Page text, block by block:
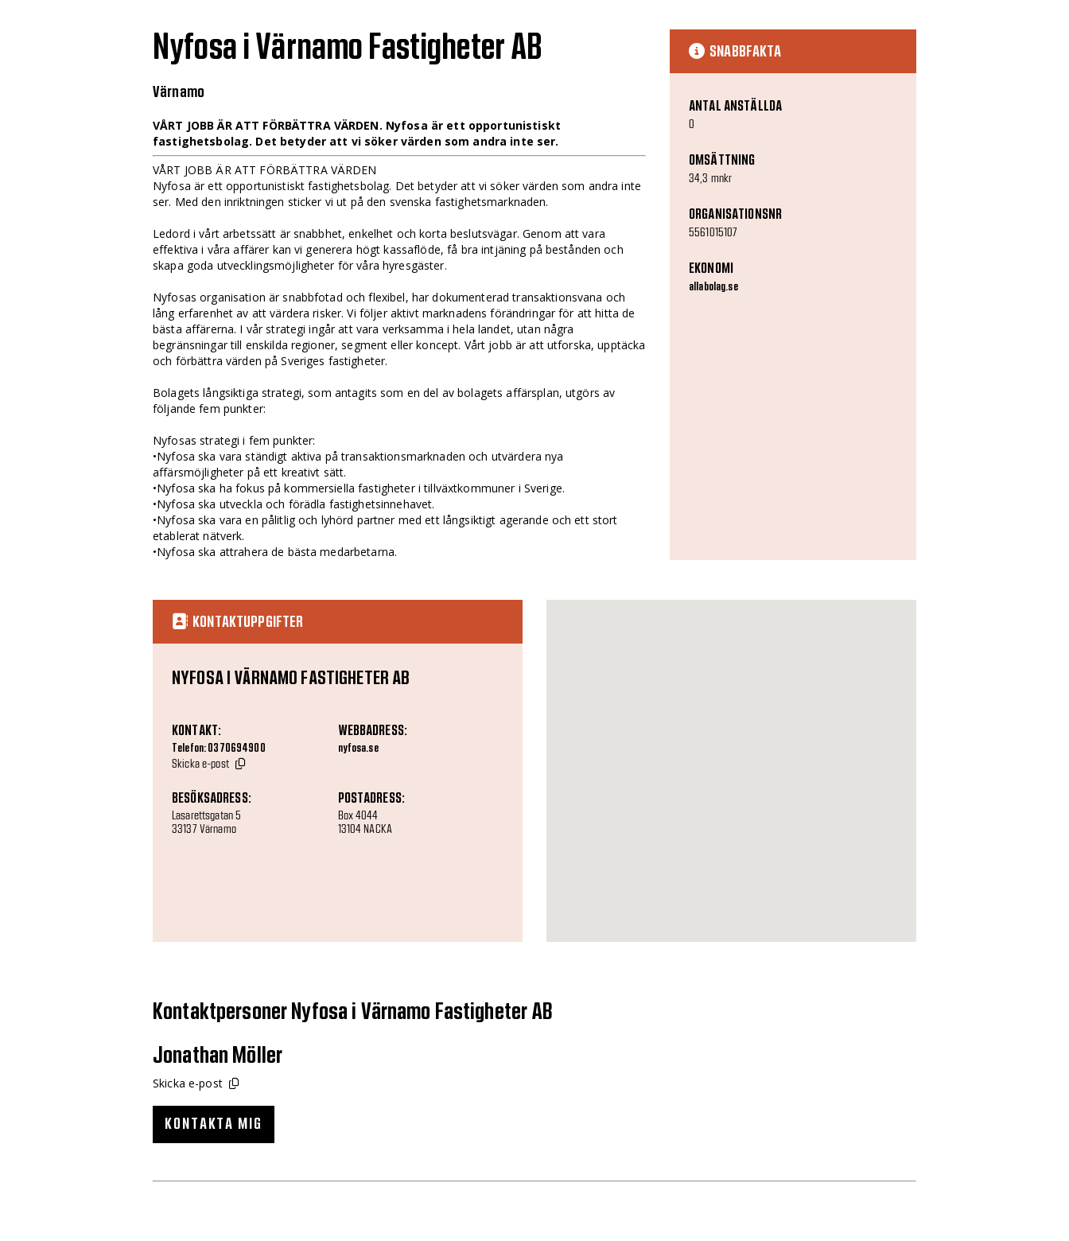
Nyfosa i Värnamo Fastigheter AB
Värnamo
VÅRT JOBB ÄR ATT FÖRBÄTTRA VÄRDEN. Nyfosa är ett opportunistiskt
fastighetsbolag. Det betyder att vi söker värden som andra inte ser.
VÅRT JOBB ÄR ATT FÖRBÄTTRA VÄRDEN
Nyfosa är ett opportunistiskt fastighetsbolag. Det betyder att vi söker värden som andra inte
ser. Med den inriktningen sticker vi ut på den svenska fastighetsmarknaden.
Ledord i vårt arbetssätt är snabbhet, enkelhet och korta beslutsvägar. Genom att vara
effektiva i våra affärer kan vi generera högt kassaflöde, få bra intjäning på bestånden och
skapa goda utvecklingsmöjligheter för våra hyresgäster.
Nyfosas organisation är snabbfotad och flexibel, har dokumenterad transaktionsvana och
lång erfarenhet av att värdera risker. Vi följer aktivt marknadens förändringar för att hitta de
bästa affärerna. I vår strategi ingår att vara verksamma i hela landet, utan några
begränsningar till enskilda regioner, segment eller koncept. Vårt jobb är att utforska, upptäcka
och förbättra värden på Sveriges fastigheter.
Bolagets långsiktiga strategi, som antagits som en del av bolagets affärsplan, utgörs av
följande fem punkter:
Nyfosas strategi i fem punkter:
•Nyfosa ska vara ständigt aktiva på transaktionsmarknaden och utvärdera nya
affärsmöjligheter på ett kreativt sätt.
•Nyfosa ska ha fokus på kommersiella fastigheter i tillväxtkommuner i Sverige.
•Nyfosa ska utveckla och förädla fastighetsinnehavet.
•Nyfosa ska vara en pålitlig och lyhörd partner med ett långsiktigt agerande och ett stort
etablerat nätverk.
•Nyfosa ska attrahera de bästa medarbetarna.
SNABBFAKTA
ANTAL ANSTÄLLDA
0
OMSÄTTNING
34,3 mnkr
ORGANISATIONSNR
5561015107
EKONOMI
allabolag.se
KONTAKTUPPGIFTER
NYFOSA I VÄRNAMO FASTIGHETER AB
KONTAKT:
Telefon: 0370694900
Skicka e-post
WEBBADRESS:
nyfosa.se
BESÖKSADRESS:
Lasarettsgatan 5
33137 Värnamo
POSTADRESS:
Box 4044
13104 NACKA
Kontaktpersoner Nyfosa i Värnamo Fastigheter AB
Jonathan Möller
Skicka e-post
KONTAKTA MIG